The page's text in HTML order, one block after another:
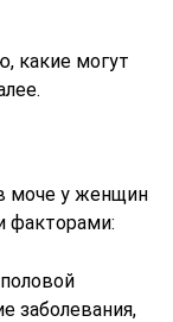
какие могут
моче у женщин
факторами:
заболевания,